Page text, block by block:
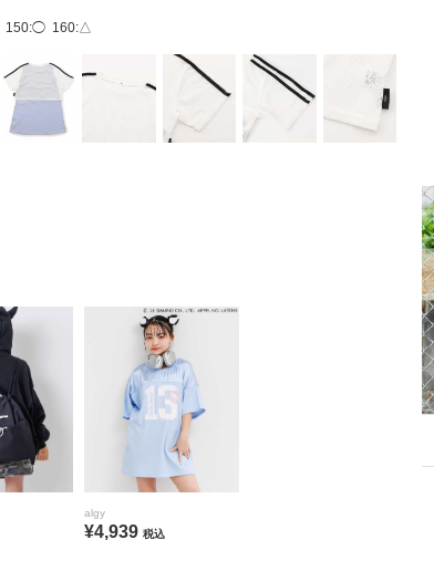
150:◯ 160:△
algy
¥4,939 税込